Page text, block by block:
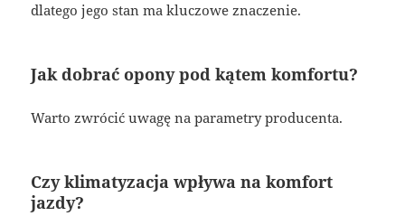
dlatego jego stan ma kluczowe znaczenie.
Jak dobrać opony pod kątem komfortu?
Warto zwrócić uwagę na parametry producenta.
Czy klimatyzacja wpływa na komfort
jazdy?